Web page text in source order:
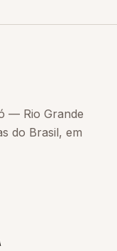
— Rio Grande
do Brasil, em